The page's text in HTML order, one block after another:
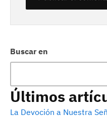
Buscar en
Últimos
La Devoción a Nuestra